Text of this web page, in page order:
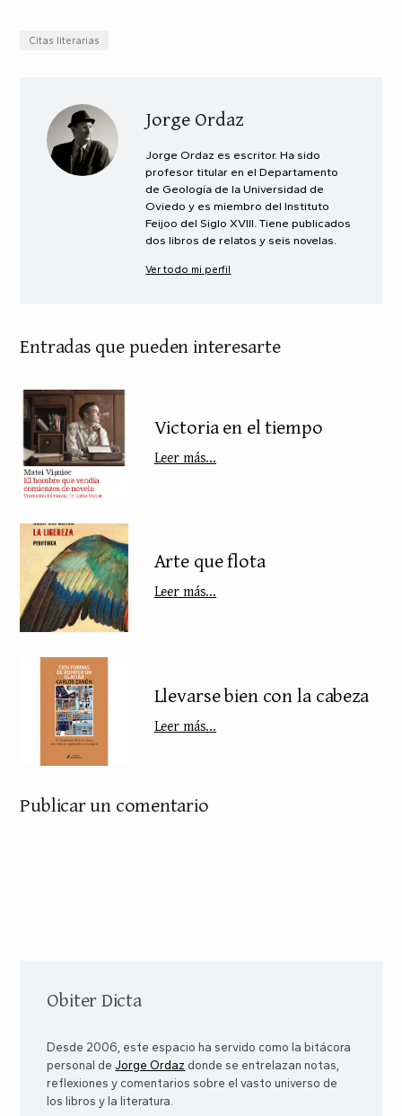
Citas literarias
Jorge Ordaz
Jorge Ordaz es escritor. Ha sido
profesor titular en el Departamento
de Geología de la Universidad de
Oviedo y es miembro del Instituto
Feijoo del Siglo XVIII. Tiene publicados
dos libros de relatos y seis novelas.
Ver todo mi perfil
Entradas que pueden interesarte
Victoria en el tiempo
Leer más...
Arte que flota
Leer más...
Llevarse bien con la cabeza
Leer más...
Publicar un comentario
Obiter Dicta
Desde 2006, este espacio ha servido como la bitácora
personal de Jorge Ordaz donde se entrelazan notas,
reflexiones y comentarios sobre el vasto universo de
los libros y la literatura.